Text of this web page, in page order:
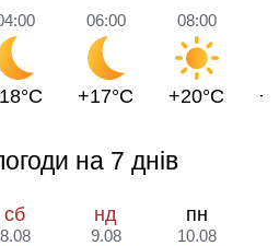
06:00
+17°C
08:00
+20°C
на 7 днів
сб
8.08
нд
9.08
пн
10.08